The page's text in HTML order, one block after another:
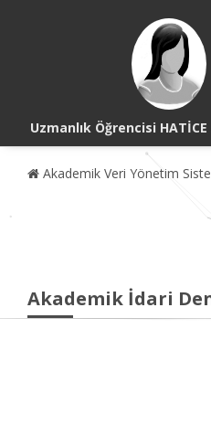
Uzmanlık Öğrencisi HATİCE
Akademik Veri Yönetim
Akademik İdari